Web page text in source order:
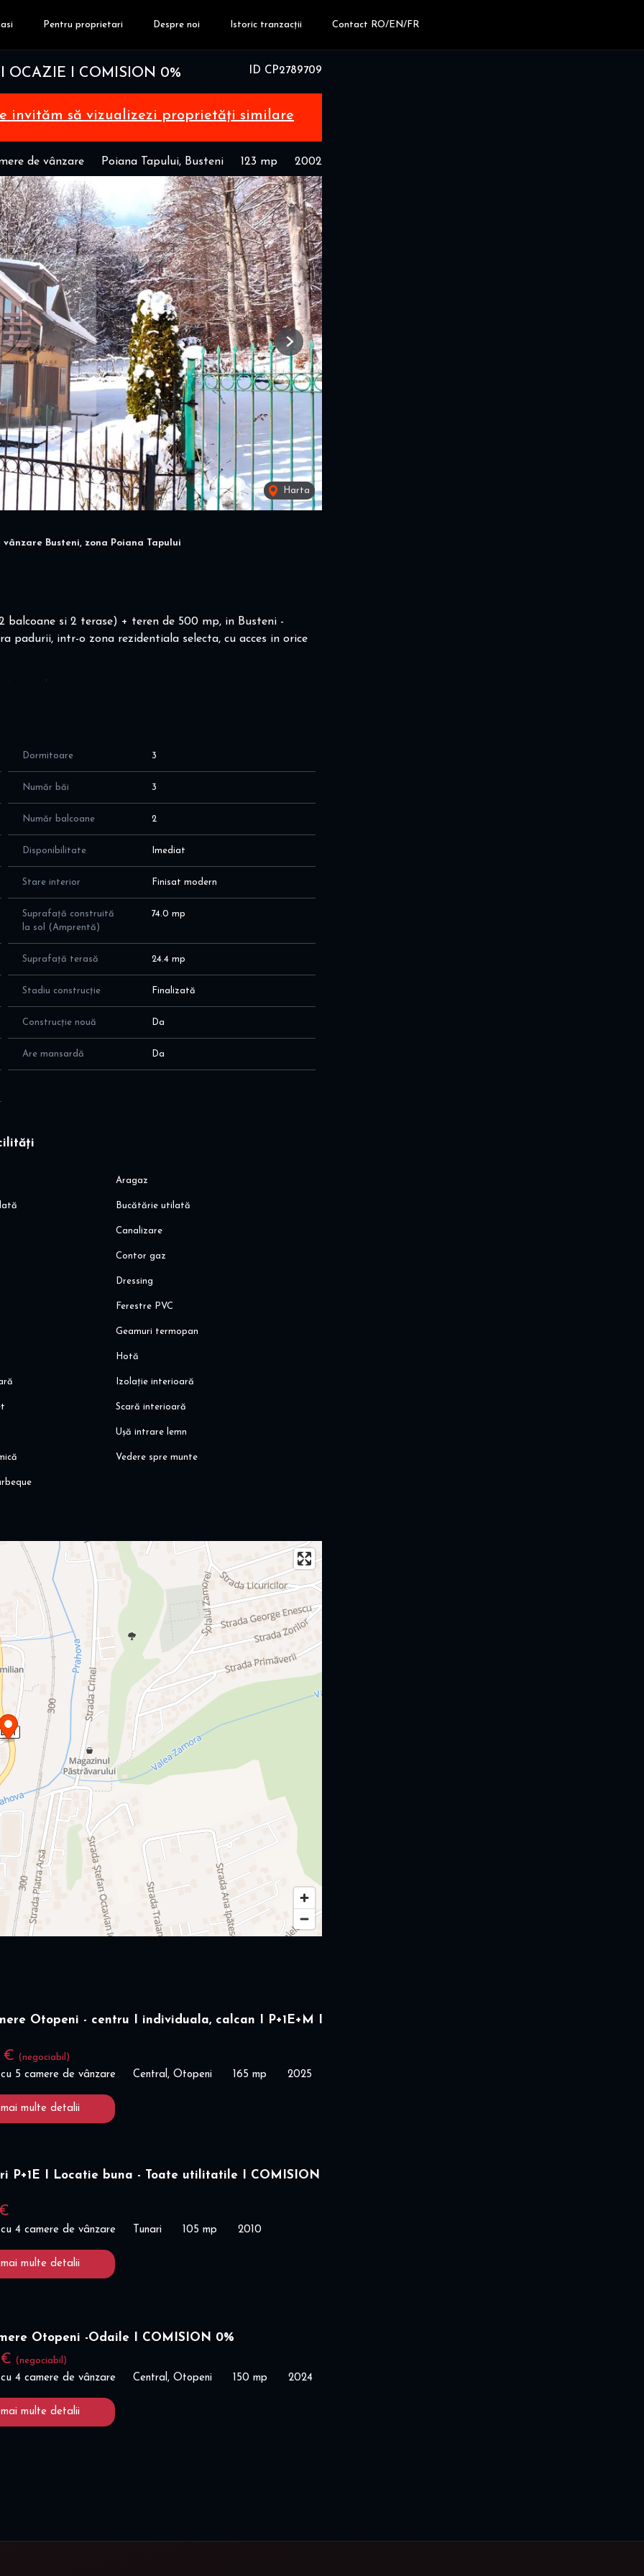
Pentru proprietari Despre noi Istoric tranzacții Contact RO/EN/FR
ID CP2789709
I COMISION 0%
invităm să vizualizezi proprietăți similare
de vânzare Poiana Tapului, Busteni 123 mp 2002
Harta
Next
vânzare Busteni, zona Poiana Tapului
balcoane si 2 terase) + teren de 500 mp, in Busteni -
padurii, intr-o zona rezidentiala selecta, cu acces in orice
si canalizare
24,4 mp
propriu - intimitate desavarsita
aerisire naturala
in orice anotimp
Dormitoare 3
Număr băi 3
Număr balcoane 2
Disponibilitate Imediat
Stare interior Finisat modern
Suprafață construită
la sol (Amprentă)
74.0 mp
Suprafață terasă 24.4 mp
Stadiu construcție Finalizată
Construcție nouă Da
Are mansardă Da
Aragaz
Bucătărie utilată
Canalizare
Contor gaz
Dressing
Ferestre PVC
Geamuri termopan
Hotă
Izolație interioară
Scară interioară
Ușă intrare lemn
Vedere spre munte
Otopeni - centru I individuala, calcan I P+1E+M I
€ (negociabil)
5 camere de vânzare Central, Otopeni 165 mp 2025
mai multe detalii
P+1E I Locatie buna - Toate utilitatile I COMISION
4 camere de vânzare Tunari 105 mp 2010
mai multe detalii
Otopeni -Odaile I COMISION 0%
(negociabil)
4 camere de vânzare Central, Otopeni 150 mp 2024
mai multe detalii